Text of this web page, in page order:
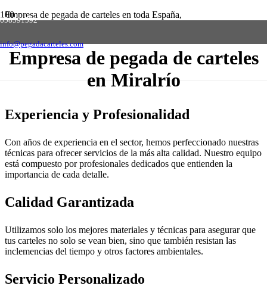
658591592
info@pegadacarteles.com
Empresa de pegada de carteles en toda España,
solicite presupuesto sin compromiso
Empresa de pegada de carteles
en Miralrío
Experiencia y Profesionalidad
Con años de experiencia en el sector, hemos perfeccionado nuestras
técnicas para ofrecer servicios de la más alta calidad. Nuestro equipo
está compuesto por profesionales dedicados que entienden la
importancia de cada detalle.
Calidad Garantizada
Utilizamos solo los mejores materiales y técnicas para asegurar que
tus carteles no solo se vean bien, sino que también resistan las
inclemencias del tiempo y otros factores ambientales.
Servicio Personalizado